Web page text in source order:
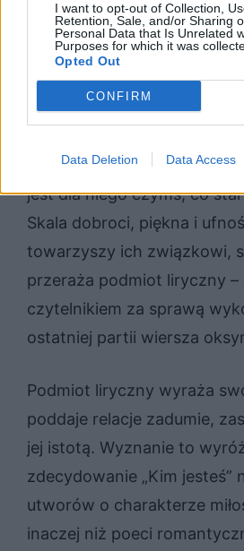
I want to opt-out of Collection,
Retention, Sale, and/or Sharing
Personal Data that Is Unrelated
Purposes for which it was
Opted Out
CONFIRM
Data Deletion Data Access
Związek z adresatką utworu
podmiotu lirycznego
Wspomina o „niepokojącej
piękna”. Tymi zabiegami
jaka wytworzyła się
jest dla niego czymś, co
Skala dobroci, piękna i
towarzyszy ich związkowi,
przeraża podmiot liryczny –
czytelnikiem za sprawą
ostatniej partii wiersza
Podmiot liryczny wyraża
poddaje relacje zadumie,
jej istotą. Wyznanie to
zdecydowanie „Kim jesteś”
utworów o charakterze
inaczej niż poeci